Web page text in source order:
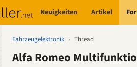
Neuigkeiten Artikel
Fahrzeugelektronik › Thread
Alfa Romeo